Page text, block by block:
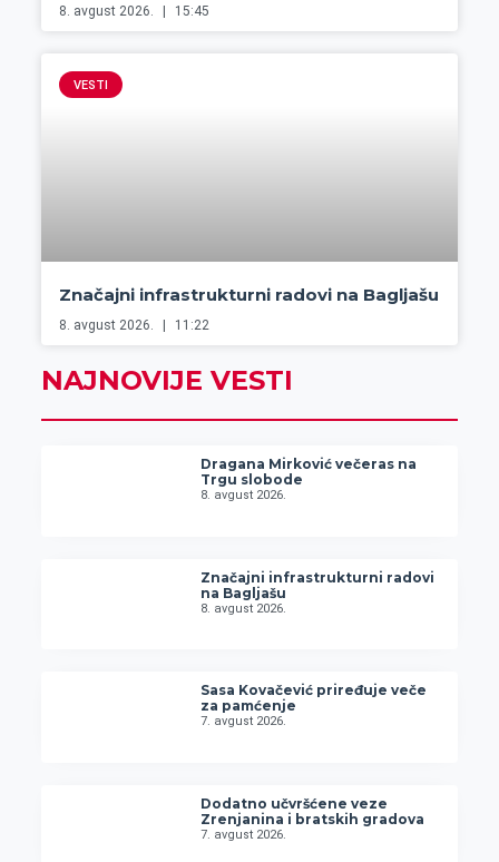
8. avgust 2026. 15:45
VESTI
Značajni infrastrukturni radovi na Bagljašu
8. avgust 2026. 11:22
NAJNOVIJE VESTI
Dragana Mirković večeras na
Trgu slobode
8. avgust 2026.
Značajni infrastrukturni radovi
na Bagljašu
8. avgust 2026.
Sasa Kovačević priređuje veče
za pamćenje
7. avgust 2026.
Dodatno učvršćene veze
Zrenjanina i bratskih gradova
7. avgust 2026.